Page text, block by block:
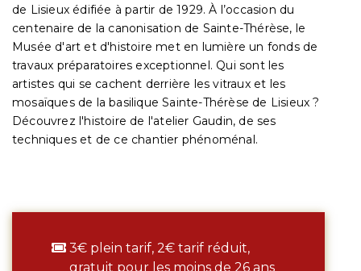
de Lisieux édifiée à partir de 1929. À l’occasion du
centenaire de la canonisation de Sainte-Thérèse, le
Musée d'art et d'histoire met en lumière un fonds de
travaux préparatoires exceptionnel. Qui sont les
artistes qui se cachent derrière les vitraux et les
mosaïques de la basilique Sainte-Thérèse de Lisieux ?
Découvrez l'histoire de l'atelier Gaudin, de ses
techniques et de ce chantier phénoménal.
3€ plein tarif, 2€ tarif réduit,
gratuit pour les moins de 26 ans